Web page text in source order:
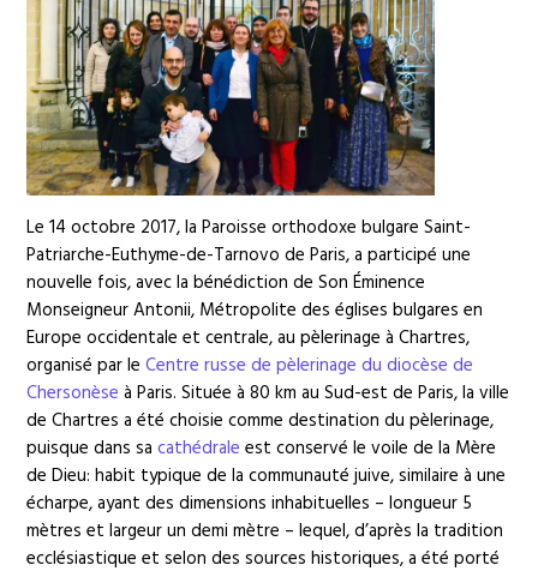
Le 14 octobre 2017, la Paroisse orthodoxe bulgare Saint-
Patriarche-Euthyme-de-Tarnovo de Paris, a participé une
nouvelle fois, avec la bénédiction de Son Éminence
Monseigneur Antonii, Métropolite des églises bulgares en
Europe occidentale et centrale, au pèlerinage à Chartres,
organisé par leCentre russe de pèlerinage du diocèse de
Chersonèse à Paris. Située à 80 km au Sud-est de Paris, la ville
de Chartres a été choisie comme destination du pèlerinage,
puisque dans sacathédrale est conservé le voile de la Mère
de Dieu: habit typique de la communauté juive, similaire à une
écharpe, ayant des dimensions inhabituelles – longueur 5
mètres et largeur un demi mètre – lequel, d’après la tradition
ecclésiastique et selon des sources historiques, a été porté